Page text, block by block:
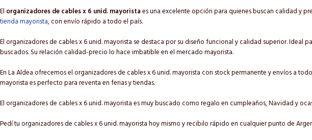
El organizadores de cables x 6 unid. mayoristaes una excelente opción para quienes buscan calidad y
tienda mayorista, con envío rápido a todo el país.
El organizadores de cables x 6 unid. mayorista se destaca por su diseño funcional y calidad superior.
buscados. Su relación calidad-precio lo hace imbatible en el mercado mayorista.
En La Aldea ofrecemos el organizadores de cables x 6 unid. mayorista con stock permanente y envíos a
mayorista es perfecto para reventa en ferias y tiendas.
El organizadores de cables x 6 unid. mayorista es muy buscado como regalo en cumpleaños, Navidad y
Pedí tu organizadores de cables x 6 unid. mayorista hoy mismo y recibilo rápido en cualquier punto de